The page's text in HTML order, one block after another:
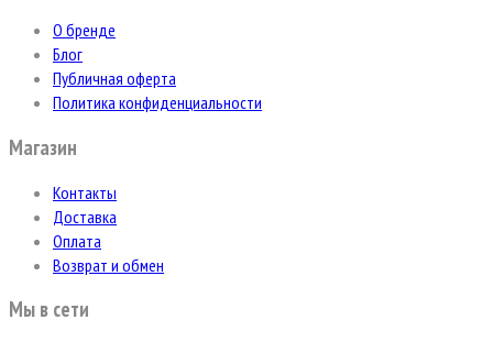
О бренде
Блог
Публичная оферта
Политика конфиденциальности
Магазин
Контакты
Доставка
Оплата
Возврат и обмен
Мы в сети